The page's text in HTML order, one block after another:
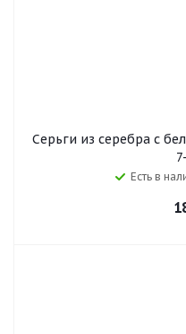
Серьги из серебра c
Есть в